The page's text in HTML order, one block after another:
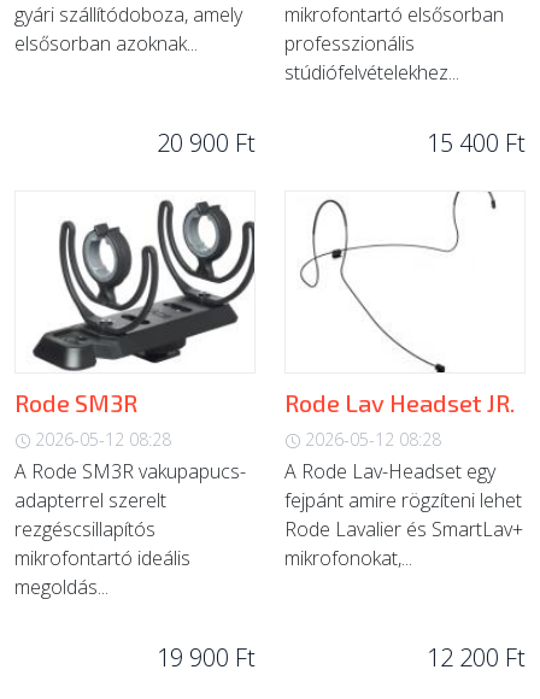
gyári szállítódoboza, amely
elsősorban azoknak...
20 900 Ft
mikrofontartó elsősorban
professzionális
stúdiófelvételekhez...
15 400 Ft
Rode SM3R
2026-05-12 08:28
A Rode SM3R vakupapucs-
adapterrel szerelt
rezgéscsillapítós
mikrofontartó ideális
megoldás...
19 900 Ft
Rode Lav Headset JR.
2026-05-12 08:28
A Rode Lav-Headset egy
fejpánt amire rögzíteni lehet
Rode Lavalier és SmartLav+
mikrofonokat,...
12 200 Ft